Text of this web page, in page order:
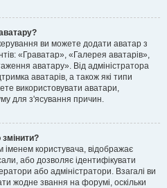
ви можете додати аватар з
«Граватар», «Галерея аватарів»,
аватару». Від адміністратора
аватарів, а також які типи
використовувати аватари,
для з'ясування причин.
змінити?
користувача, відображає
або дозволяє ідентифікувати
або адміністратори. Взагалі ви
жодне звання на форумі, оскільки